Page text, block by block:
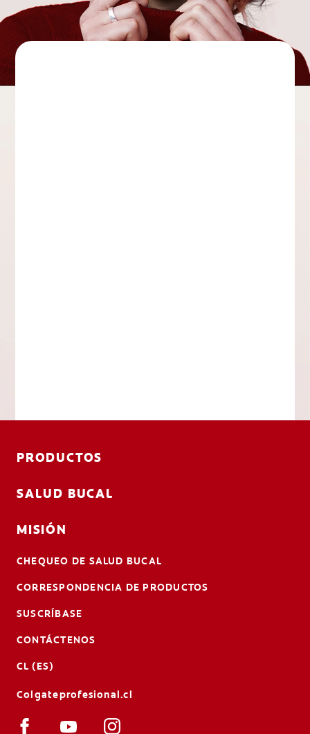
PRODUCTOS
SALUD BUCAL
MISIÓN
CHEQUEO DE SALUD BUCAL
CORRESPONDENCIA DE PRODUCTOS
SUSCRÍBASE
CONTÁCTENOS
CL (ES)
Colgateprofesional.cl